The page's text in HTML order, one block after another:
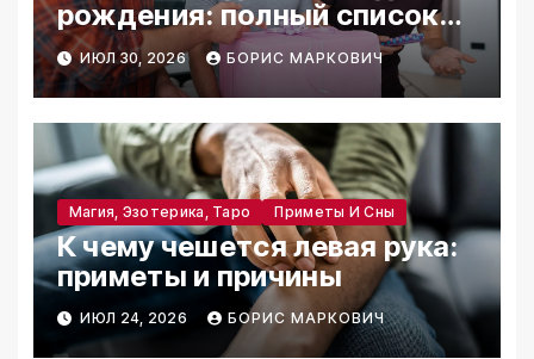
рождения: полный список
табу
ИЮЛ 30, 2026 БОРИС МАРКОВИЧ
Магия, Эзотерика, Таро Приметы И Сны
К чему чешется левая рука:
приметы и причины
ИЮЛ 24, 2026 БОРИС МАРКОВИЧ